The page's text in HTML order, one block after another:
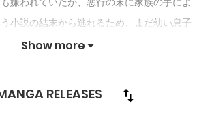
小説の結末から逃れるため、まだ幼い息子
につけようとする。 施設で虐待を受けてい
親が怖くて心を閉ざしていた息子とも徐々に
。 冷え切っていた夫との関係も改善し、バ
Show more
RELEASES